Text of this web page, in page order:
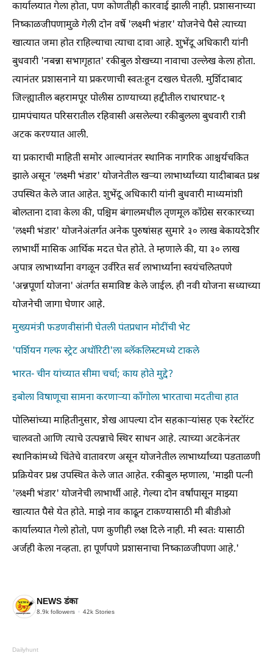
कार्यालयात गेला होता, पण कोणतीही कारवाई झाली नाही. प्रशासनाच्या
निष्काळजीपणामुळे गेली दोन वर्षे 'लक्ष्मी भंडार' योजनेचे पैसे त्याच्या
खात्यात जमा होत राहिल्याचा त्याचा दावा आहे. शुभेंदू अधिकारी यांनी
बुधवारी 'नबन्ना सभागृहात' रकीबुल शेखच्या नावाचा उल्लेख केला होता.
त्यानंतर प्रशासनाने या प्रकरणाची स्वतःहून दखल घेतली. मुर्शिदाबाद
जिल्ह्यातील बहरामपूर पोलीस ठाण्याच्या हद्दीतील राधारघाट-१
ग्रामपंचायत परिसरातील रहिवासी असलेल्या रकीबुलला बुधवारी रात्री
अटक करण्यात आली.
या प्रकाराची माहिती समोर आल्यानंतर स्थानिक नागरिक आश्चर्यचकित
झाले असून 'लक्ष्मी भंडार' योजनेतील खऱ्या लाभार्थ्यांच्या यादीबाबत प्रश्न
उपस्थित केले जात आहेत. शुभेंदू अधिकारी यांनी बुधवारी माध्यमांशी
बोलताना दावा केला की, पश्चिम बंगालमधील तृणमूल काँग्रेस सरकारच्या
'लक्ष्मी भंडार' योजनेअंतर्गत अनेक पुरुषांसह सुमारे ३० लाख बेकायदेशीर
लाभार्थी मासिक आर्थिक मदत घेत होते. ते म्हणाले की, या ३० लाख
अपात्र लाभार्थ्यांना वगळून उर्वरित सर्व लाभार्थ्यांना स्वयंचलितपणे
'अन्नपूर्णा योजना' अंतर्गत समाविष्ट केले जाईल. ही नवी योजना सध्याच्या
योजनेची जागा घेणार आहे.
मुख्यमंत्री फडणवीसांनी घेतली पंतप्रधान मोदींची भेट
'पर्शियन गल्फ स्ट्रेट अथॉरिटी'ला ब्लॅकलिस्टमध्ये टाकले
भारत- चीन यांच्यात सीमा चर्चा; काय होते मुद्दे?
इबोला विषाणूचा सामना करणाऱ्या काँगोला भारताचा मदतीचा हात
पोलिसांच्या माहितीनुसार, शेख आपल्या दोन सहकाऱ्यांसह एक रेस्टॉरंट
चालवतो आणि त्याचे उत्पन्नाचे स्थिर साधन आहे. त्याच्या अटकेनंतर
स्थानिकांमध्ये चिंतेचे वातावरण असून योजनेतील लाभार्थ्यांच्या पडताळणी
प्रक्रियेवर प्रश्न उपस्थित केले जात आहेत. रकीबुल म्हणाला, 'माझी पत्नी
'लक्ष्मी भंडार' योजनेची लाभार्थी आहे. गेल्या दोन वर्षांपासून माझ्या
खात्यात पैसे येत होते. माझे नाव काढून टाकण्यासाठी मी बीडीओ
कार्यालयात गेलो होतो, पण कुणीही लक्ष दिले नाही. मी स्वतः यासाठी
अर्जही केला नव्हता. हा पूर्णपणे प्रशासनाचा निष्काळजीपणा आहे.'
NEWS डंका
8.9k followers 42k Stories
Dailyhunt